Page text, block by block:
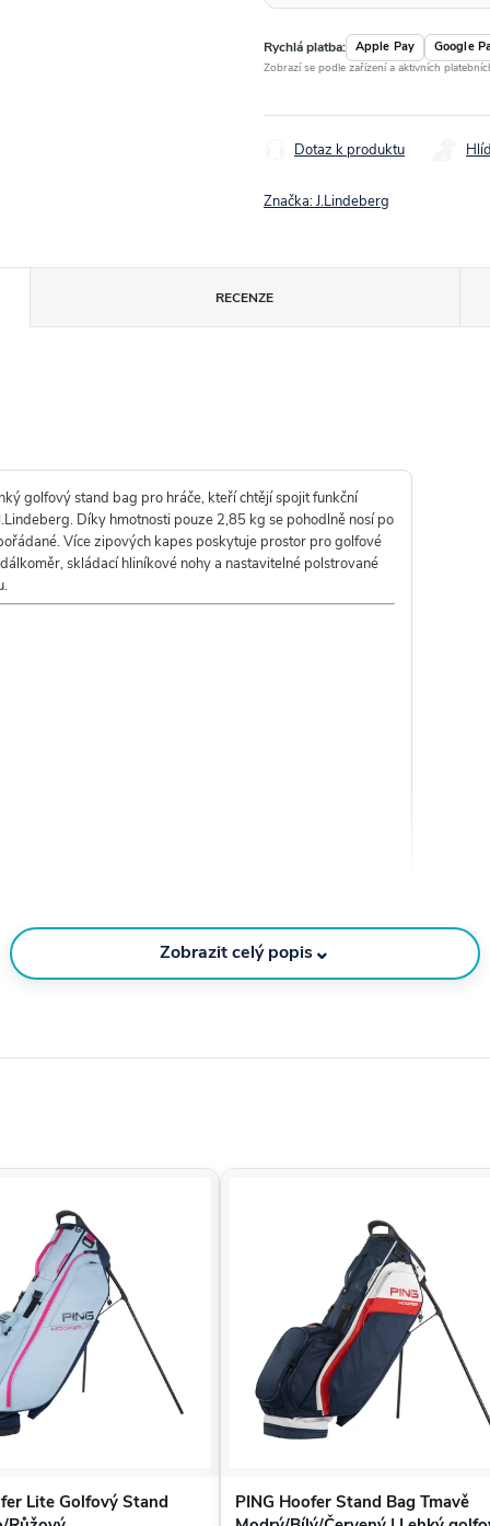
Rychlá platba: Apple Pay Google
Zobrazí se podle zařízení a aktivních
Dotaz k produktu
Značka:J.Lindeberg
RECENZE
golfový stand bag pro hráče, kteří chtějí spojit funkční
Díky hmotnosti pouze 2,85 kg se pohodlně nosí po
Více zipových kapes poskytuje prostor pro golfové
skládací hliníkové nohy a nastavitelné polstrované
stand bag s dostatkem prostoru, moderním vzhledem a
prostoru? JL Flare Printed je přesně ten typ bagu, který
Zobrazit celý popis⌄
Lite Golfový Stand
PING Hoofer Stand Bag Tmavě